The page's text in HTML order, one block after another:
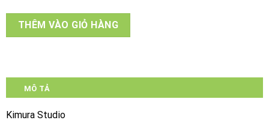
THÊM VÀO GIỎ HÀNG
MÔ TẢ
Kimura Studio